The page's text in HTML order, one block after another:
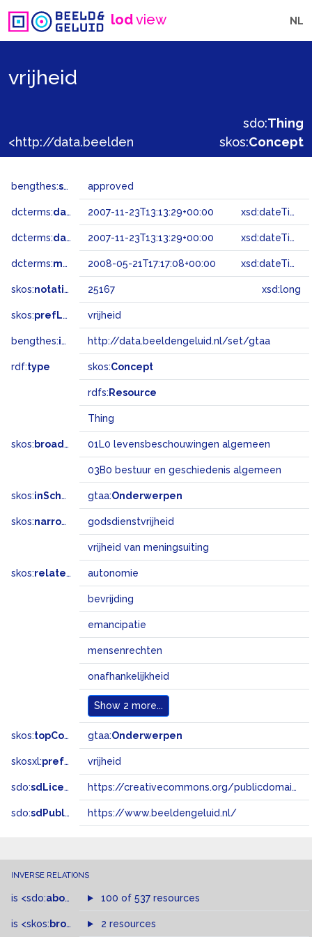
lodview NL
vrijheid
sdo:Thing
skos:Concept
bengthes:status approved
dcterms:dateAccepted 2007-11-23T13:13:29+00:00 xsd:dateTime
dcterms:dateSubmitted 2007-11-23T13:13:29+00:00 xsd:dateTime
dcterms:modified 2008-05-21T17:17:08+00:00 xsd:dateTime
skos:notation 25167 xsd:long
skos:prefLabel vrijheid
bengthes:inSet http://data.beeldengeluid.nl/set/gtaa
rdf:type skos:Concept
rdfs: Resource
Thing
skos: broadMatch 01L0 levensbeschouwingen algemeen
03B0 bestuur en geschiedenis algemeen
skos:inScheme gtaa:Onderwerpen
skos:narrower godsdienstvrijheid
vrijheid van meningsuiting
skos:related autonomie
bevrijding
emancipatie
mensenrechten
onafhankelijkheid
Show 2 more...
skos:topConceptOf gtaa:Onderwerpen
skosxl:prefLabel vrijheid
sdo:sdLicense https://creativecommons.org/publicdomain/zero/1.0/
sdo:sdPublisher https://www.beeldengeluid.nl/
INVERSE RELATIONS
is <sdo:about of 100 of 537 resources
is <skos: broader > of
2 resources